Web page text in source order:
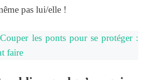
pas lui/elle !
Couper les ponts pour se protéger :
faire